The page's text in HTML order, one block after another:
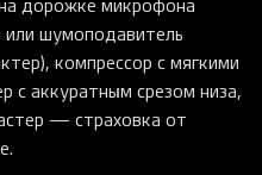
шумоподавитель
компрессор с мягкими
с аккуратным срезом низа,
— страховка от